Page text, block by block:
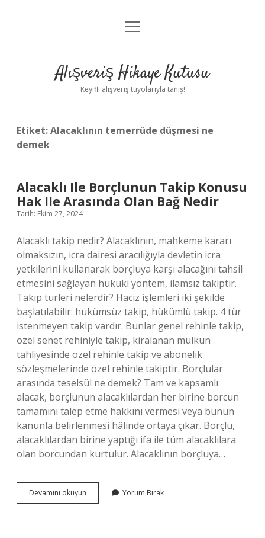
Anasayfa
Yasal Uyarı
menüyü
Alışveriş Hikaye Kutusu
Keyifli alışveriş tüyolarıyla tanış!
Etiket:Alacaklının temerrüde düşmesi ne
demek
Alacaklı Ile Borçlunun Takip Konusu
Hak Ile Arasında Olan Bağ Nedir
Tarih: Ekim 27, 2024
Alacaklı takip nedir? Alacaklının, mahkeme kararı
olmaksızın, icra dairesi aracılığıyla devletin icra
yetkilerini kullanarak borçluya karşı alacağını tahsil
etmesini sağlayan hukuki yöntem, ilamsız takiptir.
Takip türleri nelerdir? Haciz işlemleri iki şekilde
başlatılabilir: hükümsüz takip, hükümlü takip. 4 tür
istenmeyen takip vardır. Bunlar genel rehinle takip,
özel senet rehiniyle takip, kiralanan mülkün
tahliyesinde özel rehinle takip ve abonelik
sözleşmelerinde özel rehinle takiptir. Borçlular
arasında teselsül ne demek? Tam ve kapsamlı
alacak, borçlunun alacaklılardan her birine borcun
tamamını talep etme hakkını vermesi veya bunun
kanunla belirlenmesi hâlinde ortaya çıkar. Borçlu,
alacaklılardan birine yaptığı ifa ile tüm alacaklılara
olan borcundan kurtulur. Alacaklının borçluya…
Devamını okuyun
Ile
Yorum Bırak